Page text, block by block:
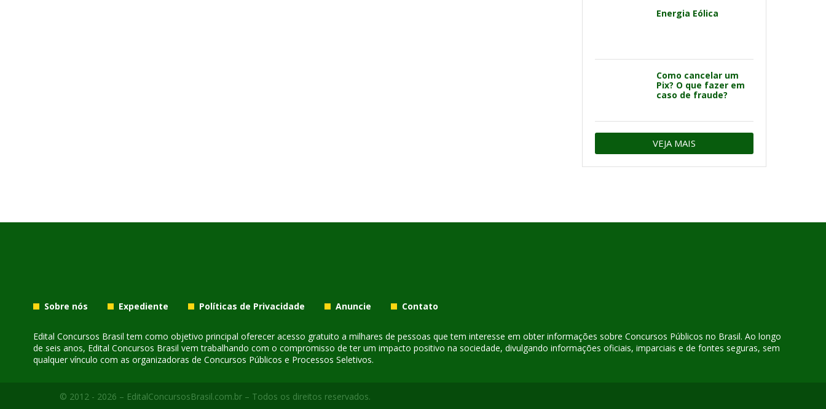
Energia Eólica
Como cancelar um
Pix? O que fazer em
caso de fraude?
VEJA MAIS
Sobre nós Expediente Políticas de Privacidade Anuncie Contato
Edital Concursos Brasil tem como objetivo principal oferecer acesso gratuito a milhares de pessoas que tem interesse em obter informações sobre Concursos Públicos no Brasil. Ao longo
de seis anos, Edital Concursos Brasil vem trabalhando com o compromisso de ter um impacto positivo na sociedade, divulgando informações oficiais, imparciais e de fontes seguras, sem
qualquer vínculo com as organizadoras de Concursos Públicos e Processos Seletivos.
© 2012 - 2026 – EditalConcursosBrasil.com.br – Todos os direitos reservados.